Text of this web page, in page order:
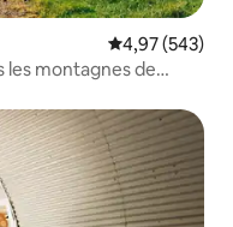
Évaluation
4,97 (543)
les montagnes de
appréciés